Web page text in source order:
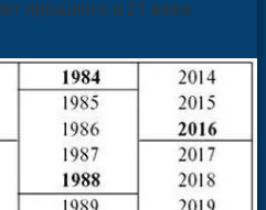
прошлого и 21 века.